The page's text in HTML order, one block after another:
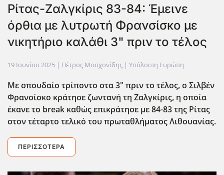
Ρίτας-Ζαλγκίρις 83-84: Έμεινε
όρθια με λυτρωτή Φρανσίσκο με
νικητήριο καλάθι 3" πριν το τέλος
19 Ιουνίου 2025 | Πέτρος Μοσχονίδης | Υπόλοιπη Ευρώπη
Με σπουδαίο τρίποντο στα 3" πριν το τέλος, ο Σιλβέν
Φρανσίσκο κράτησε ζωντανή τη Ζαλγκίρις, η οποία
έκανε το break καθώς επικράτησε με 84-83 της Ρίτας
στον τέταρτο τελικό του πρωταθλήματος Λιθουανίας.
ΠΕΡΙΣΣΌΤΕΡΑ